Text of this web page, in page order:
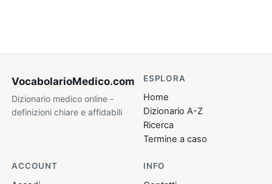
VocabolarioMedico.com
Dizionario medico online -
definizioni chiare e affidabili
ESPLORA
Home
Dizionario A-Z
Ricerca
Termine a caso
ACCOUNT INFO